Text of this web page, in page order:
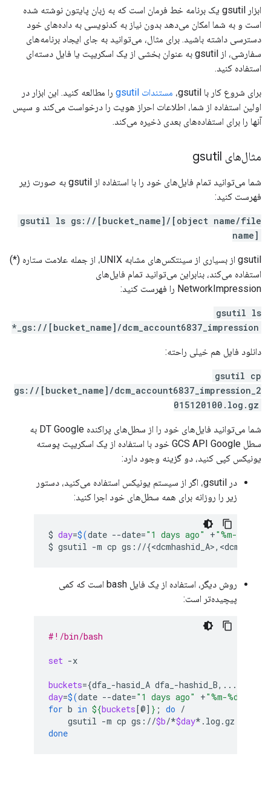
ابزار gsutil یک برنامه خط فرمان است که به زبان پایتون نوشته شده
است و به شما امکان می‌دهد بدون نیاز به کدنویسی به داده‌های خود
دسترسی داشته باشید. برای مثال، می‌توانید به جای ایجاد برنامه‌های
سفارشی، از gsutil به عنوان بخشی از یک اسکریپت یا فایل دسته‌ای
استفاده کنید.
برای شروع کار با gsutil، مستندات gsutil
را مطالعه کنید. این ابزار در
اولین استفاده از شما، اطلاعات احراز هویت را درخواست می‌کند و سپس
آنها را برای استفاده‌های بعدی ذخیره می‌کند.
مثال‌های gsutil
شما می‌توانید تمام فایل‌های خود را با استفاده از gsutil به صورت زیر
فهرست کنید:
gsutil ls gs://[bucket_name]/[object name/file
name]
gsutil از بسیاری از سینتکس‌های مشابه UNIX، از جمله علامت ستاره (*)
استفاده می‌کند، بنابراین می‌توانید تمام فایل‌های
NetworkImpression را فهرست کنید:
gsutil ls
gs://[bucket_name]/dcm_account6837_impression_*
دانلود فایل هم خیلی راحته:
gsutil cp
gs://[bucket_name]/dcm_account6837_impression_2
015120100.log.gz
شما می‌توانید فایل‌های خود را از سطل‌های پراکنده DT Google به
سطل GCS API Google خود با استفاده از یک اسکریپت پوسته
یونیکس کپی کنید، دو گزینه وجود دارد:
در gsutil، اگر از سیستم یونیکس استفاده می‌کنید، دستور
زیر را روزانه برای همه سطل‌های خود اجرا کنید:
$ day=$(date --date="1 days ago" +"%m-%d-%Y"
$ gsutil -m cp gs://{
روش دیگر، استفاده از یک فایل bash است که کمی
پیچیده‌تر است:
#!/bin/bash
set -x
buckets={dfa_-hasid_A dfa_-hashid_B,...
day=$(date --date="1 days ago" +"%m-%d-%Y"
for b in ${buckets[@] } ; do
gsutil -m cp gs://$b/*$day*.log.gz
done